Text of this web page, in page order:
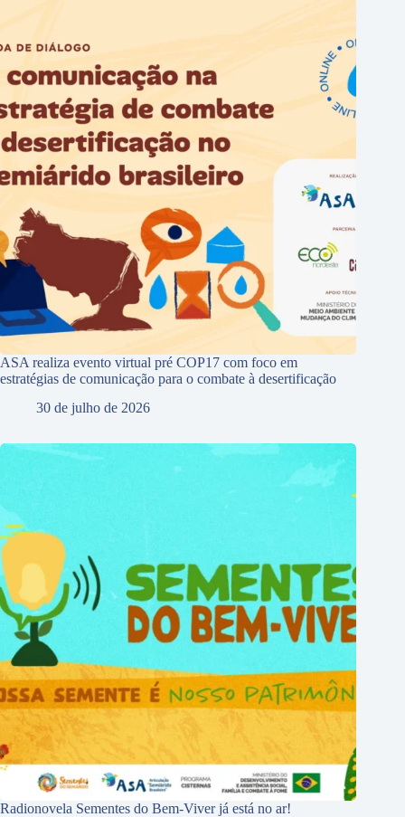
ASA realiza evento virtual pré COP17 com foco em
estratégias de comunicação para o combate à desertificação
30 de julho de 2026
Radionovela Sementes do Bem-Viver já está no ar!